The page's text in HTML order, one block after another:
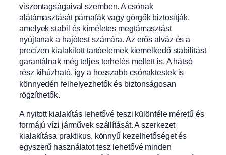
viszontagságaival szemben. A csónak
alátámasztását párnafák vagy görgők biztosítják,
amelyek stabil és kíméletes megtámasztást
nyújtanak a hajótest számára. Az erős alváz és a
precízen kialakított tartóelemek kiemelkedő stabilitást
garantálnak még teljes terhelés mellett is. A hátsó
rész kihúzható, így a hosszabb csónaktestek is
könnyedén felhelyezhetők és biztonságosan
rögzíthetők.
A nyitott kialakítás lehetővé teszi különféle méretű és
formájú vízi járművek szállítását. A szerkezet
kialakítása praktikus, könnyű kezelhetőséget és
egyszerű használatot tesz lehetővé minden